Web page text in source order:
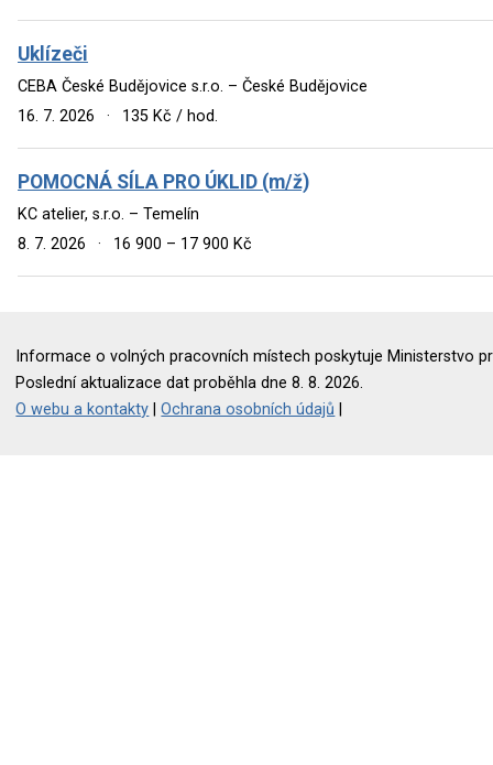
Uklízeči
CEBA České Budějovice s.r.o. – České Budějovice
16. 7. 2026
· 135 Kč / hod.
POMOCNÁ SÍLA PRO ÚKLID (m/ž)
KC atelier, s.r.o. – Temelín
8. 7. 2026
· 16 900 – 17 900 Kč
Informace o volných pracovních místech poskytuje Ministerstvo
Poslední aktualizace dat proběhla dne 8. 8. 2026.
O webu a kontakty |Ochrana osobních údajů